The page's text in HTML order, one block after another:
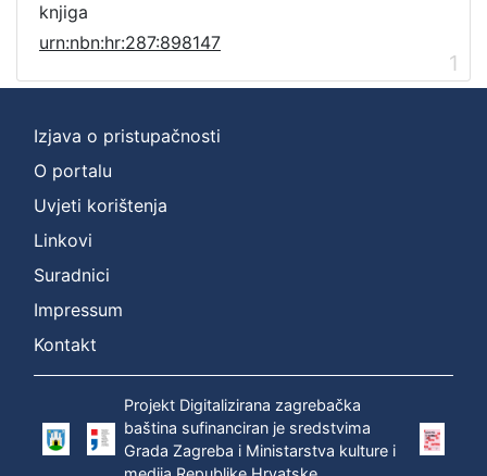
knjiga
urn:nbn:hr:287:898147
1
Izjava o pristupačnosti
O portalu
Uvjeti korištenja
Linkovi
Suradnici
Impressum
Kontakt
Projekt Digitalizirana zagrebačka
baština sufinanciran je sredstvima
Grada Zagreba i Ministarstva kulture i